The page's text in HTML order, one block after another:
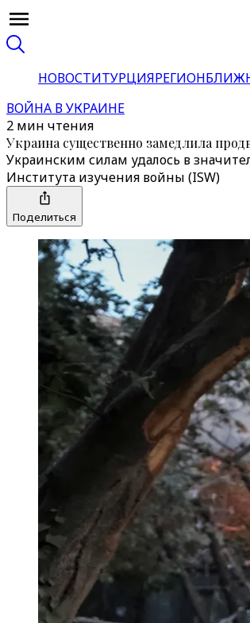
НОВОСТИТУРЦИЯРЕГИОН
ВОЙНА В УКРАИНЕ
2 мин чтения
Украина существенно замедлила
Украинским силам удалось в
Института изучения войны (ISW)
Поделиться